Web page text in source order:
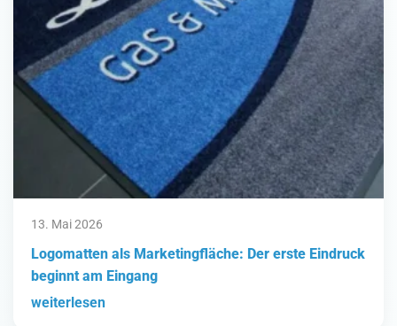
13. Mai 2026
Logomatten als Marketingfläche: Der erste Eindruck
beginnt am Eingang
weiterlesen